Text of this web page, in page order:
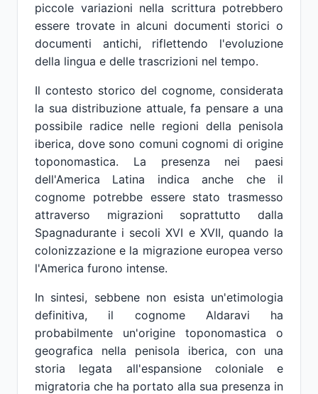
piccole variazioni nella scrittura potrebbero
essere trovate in alcuni documenti storici o
documenti antichi, riflettendo l'evoluzione
della lingua e delle trascrizioni nel tempo.
Il contesto storico del cognome, considerata
la sua distribuzione attuale, fa pensare a una
possibile radice nelle regioni della penisola
iberica, dove sono comuni cognomi di origine
toponomastica. La presenza nei paesi
dell'America Latina indica anche che il
cognome potrebbe essere stato trasmesso
attraverso migrazioni soprattutto dalla
Spagnadurante i secoli XVI e XVII, quando la
colonizzazione e la migrazione europea verso
l'America furono intense.
In sintesi, sebbene non esista un'etimologia
definitiva, il cognome Aldaravi ha
probabilmente un'origine toponomastica o
geografica nella penisola iberica, con una
storia legata all'espansione coloniale e
migratoria che ha portato alla sua presenza in